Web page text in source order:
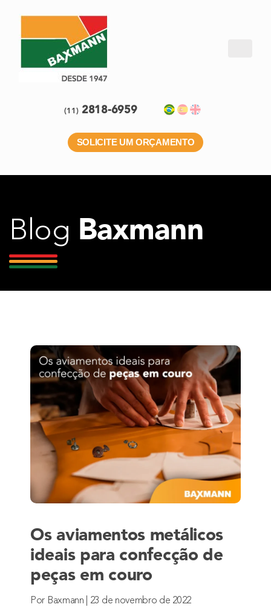
(11) 2818-6959
SOLICITE UM ORÇAMENTO
Blog Baxmann
Os aviamentos metálicos
ideais para confecção de
peças em couro
Por Baxmann | 23 de novembro de 2022